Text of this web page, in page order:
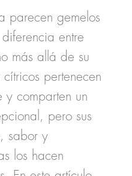
parecen gemelos
diferencia entre
más allá de su
pertenecen
y comparten un
pero sus
sabor y
los hacen